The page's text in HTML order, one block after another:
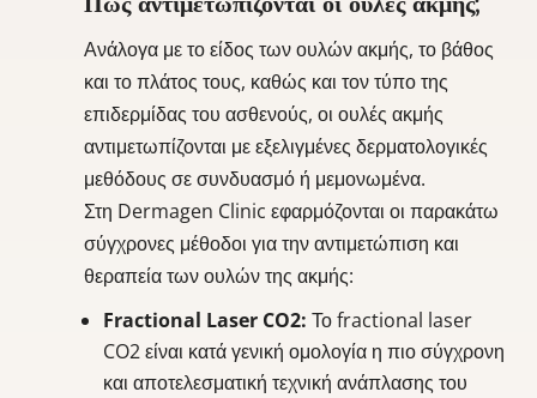
Ανάλογα με το είδος των ουλών ακμής, το βάθος
και το πλάτος τους, καθώς και τον τύπο της
επιδερμίδας του ασθενούς, οι ουλές ακμής
αντιμετωπίζονται με εξελιγμένες δερματολογικές
μεθόδους σε συνδυασμό ή μεμονωμένα.
Στη Dermagen Clinic εφαρμόζονται οι παρακάτω
σύγχρονες μέθοδοι για την αντιμετώπιση και
θεραπεία των ουλών της ακμής:
Fractional Laser CO2: Το fractional laser
CO2 είναι κατά γενική ομολογία η πιο σύγχρονη
και αποτελεσματική τεχνική ανάπλασης του